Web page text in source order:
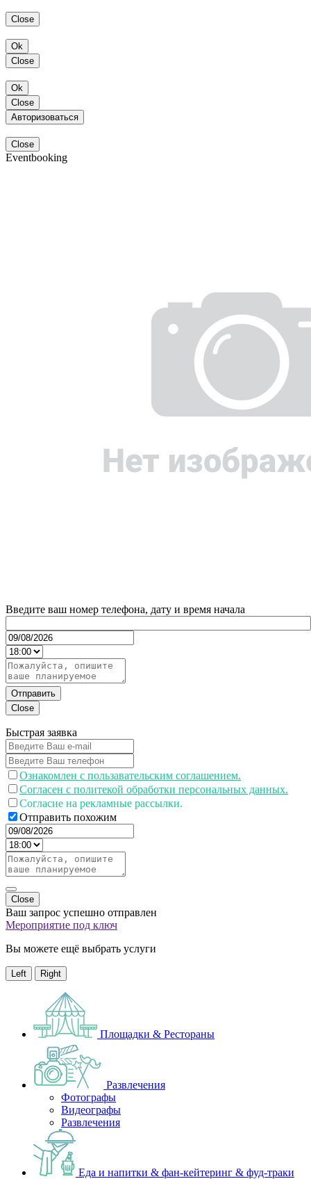
Close
Ok
Close
Ok
Close
Авторизоваться
Close
Eventbooking
Введите ваш номер телефона, дату и время начала
Отправить
Close
Быстрая заявка
Ознакомлен с пользавательским соглашением.
Согласен с политекой обработки персональных данных.
Согласие на рекламные рассылки.
Отправить похожим
Close
Ваш запрос успешно отправлен
Мероприятие под ключ
Вы можете ещё выбрать услуги
Left Right
Площадки & Рестораны
Развлечения
Фотографы
Видеографы
Развлечения
Еда и напитки & фан-кейтеринг & фуд-траки